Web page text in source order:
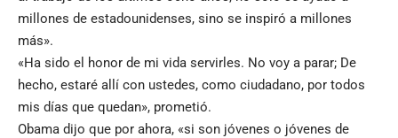
millones de estadounidenses, sino se inspiró a millones
más».
«Ha sido el honor de mi vida servirles. No voy a parar; De
hecho, estaré allí con ustedes, como ciudadano, por todos
mis días que quedan», prometió.
Obama dijo que por ahora, «si son jóvenes o jóvenes de